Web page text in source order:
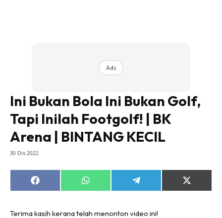
Ads
Ini Bukan Bola Ini Bukan Golf,
Tapi Inilah Footgolf! | BK
Arena | BINTANG KECIL
30 Dis 2022
Share
on
Share
on
Share
on
Share
on
Terima kasih kerana telah menonton video ini!